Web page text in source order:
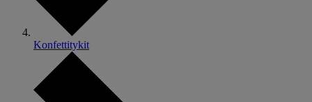
Konfettitykit